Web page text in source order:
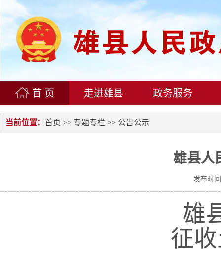
首 页 走进雄县 政务服务
当前位置： 首页 >> 专题专栏 >> 公告公示
雄县人
发布时
雄
征